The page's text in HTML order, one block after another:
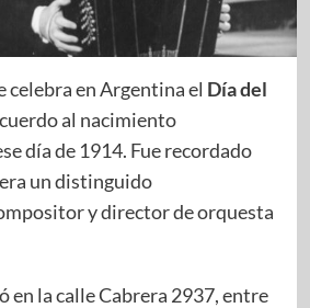
celebra en Argentina el Día del
al nacimiento
día de 1914. Fue recordado
un distinguido
y director de orquesta
en la calle Cabrera 2937, entre